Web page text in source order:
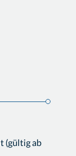
(gültig ab